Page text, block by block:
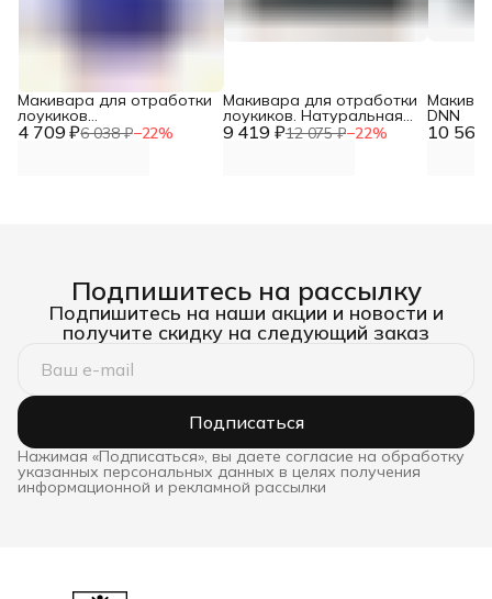
4 709 ₽6 038 ₽−22%
Макивара для отработки
лоукиков
"Непробиваемая", тент 9 419 ₽12 075 ₽−22%
Макивара для отработки
лоукиков. Натуральная
кожа. Премиум класс. 10 568
DNN
Подпишитесь на рассылку
Подпишитесь на наши акции и новости и
получите скидку на следующий заказ
Подписаться
Нажимая «Подписаться», вы даете согласие на обработку
указанных персональных данных в целях получения
информационной и рекламной рассылки